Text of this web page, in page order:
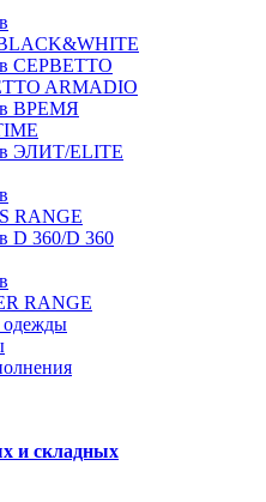
СЕРВЕТТО
ARMADIO
ВРЕМЯ
ЭЛИТ/ELITE
RANGE
D 360/D 360
RANGE
одежды
и складных